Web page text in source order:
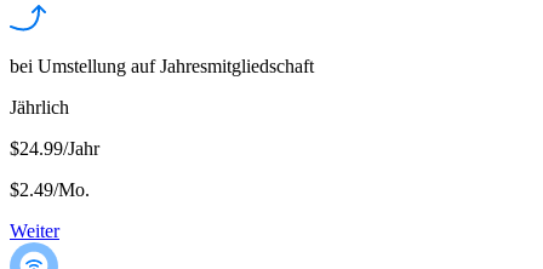
bei Umstellung auf Jahresmitgliedschaft
Jährlich
$24.99/Jahr
$2.49/Mo.
Weiter